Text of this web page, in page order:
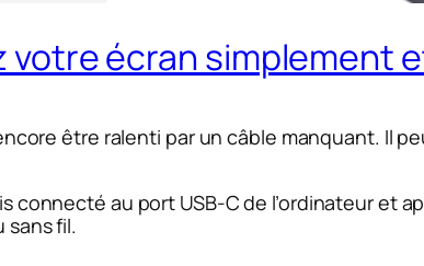
votre écran simplement
être ralenti par un câble manquant. Il
connecté au port USB-C de l’ordinateur et
sans fil.